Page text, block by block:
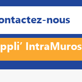
nous
IntraMuros